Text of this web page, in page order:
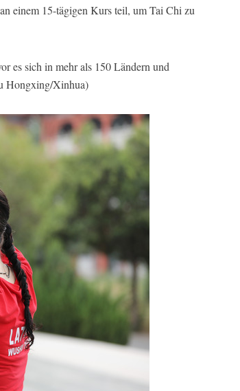
einem 15-tägigen Kurs teil, um Tai Chi zu
es sich in mehr als 150 Ländern und
Hongxing/Xinhua)